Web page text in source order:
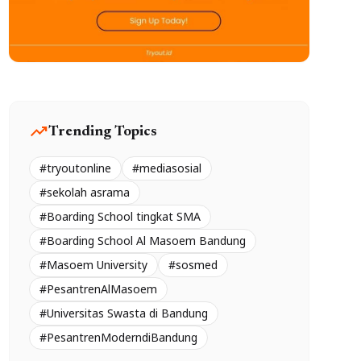
trending_upTrending Topics
#tryoutonline
#mediasosial
#sekolah asrama
#Boarding School tingkat SMA
#Boarding School Al Masoem Bandung
#Masoem University
#sosmed
#PesantrenAlMasoem
#Universitas Swasta di Bandung
#PesantrenModerndiBandung